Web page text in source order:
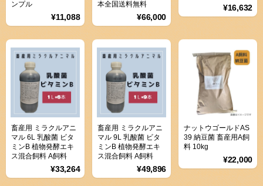
ンプル
¥11,088
本全国送料無料
¥66,000
¥16,632
畜産用 ミラクルアニ
マル 6L 乳酸菌 ビタ
ミンB 植物発酵エキ
ス混合飼料 A飼料
¥33,264
畜産用 ミラクルアニ
マル 9L 乳酸菌 ビタ
ミンB 植物発酵エキ
ス混合飼料 A飼料
¥49,896
ナットウゴールドAS
39 納豆菌 畜産用A飼
料 10kg
¥22,000